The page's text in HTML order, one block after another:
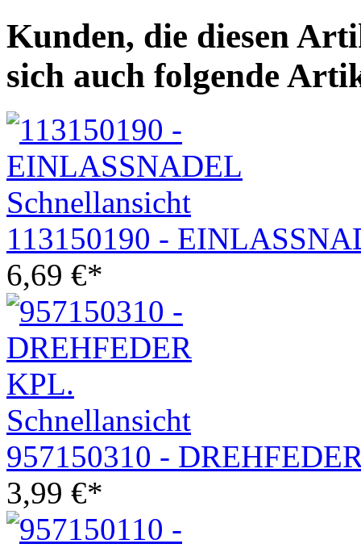
Kunden, die diesen
sich auch folgende
Schnellansicht
113150190 -
6,69 €*
Schnellansicht
957150310 -
3,99 €*